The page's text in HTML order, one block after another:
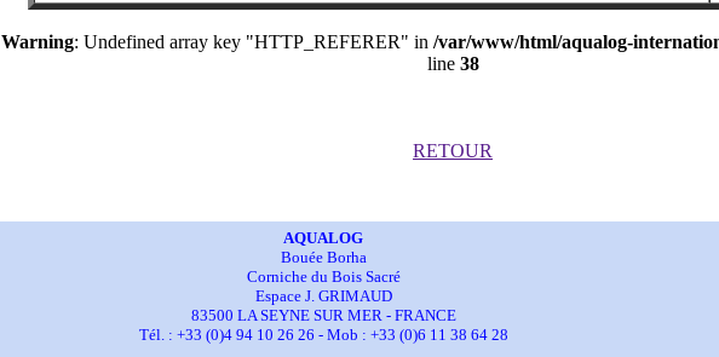
Warning: Undefined array key "HTTP_REFERER" in /var/www/html/aqualog-
line 38
RETOUR
AQUALOG
Bouée Borha
Corniche du Bois Sacré
Espace J. GRIMAUD
83500 LA SEYNE SUR MER - FRANCE
Tél. : +33 (0)4 94 10 26 26 - Mob : +33 (0)6 11 38 64 28